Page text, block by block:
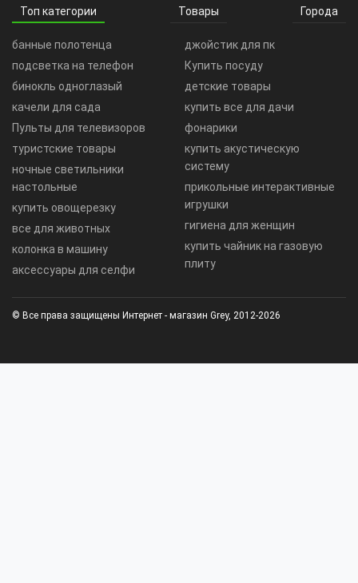
Топ категории Товары Города
банные полотенца
подсветка на телефон
бинокль одноглазый
качели для сада
Пульты для телевизоров
туристские товары
ночные светильники
настольные
купить овощерезку
все для животных
колонка в машину
аксессуары для селфи
джойстик для пк
Купить посуду
детские товары
купить все для дачи
фонарики
купить акустическую
систему
прикольные интерактивные
игрушки
гигиена для женщин
купить чайник на газовую
плиту
© Все права защищены Интернет - магазин Grey, 2012-2026